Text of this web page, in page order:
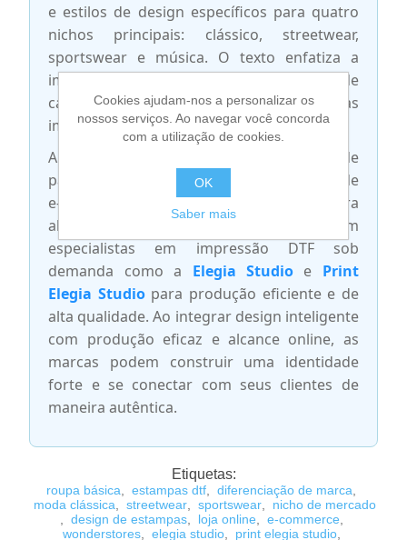
e estilos de design específicos para quatro
nichos principais: clássico, streetwear,
sportswear e música. O texto enfatiza a
importância de compreender a estética de
cada público para criar estampas
impactantes e relevantes.
Além disso, o guia destaca o valor de
parcerias estratégicas com plataformas de
e-commerce como aWonderstores
para
alcançar um público global, e com
especialistas em impressão DTF sob
demanda como a Elegia Studioe Print
Elegia Studiopara produção eficiente e de
alta qualidade. Ao integrar design inteligente
com produção eficaz e alcance online, as
marcas podem construir uma identidade
forte e se conectar com seus clientes de
maneira autêntica.
Etiquetas:
roupa básica estampas dtf diferenciação de marca
moda clássica
streetwear sportswear
nicho de mercado
design de estampas, loja online e-commerce
wonderstores, elegia studio, print elegia studio,
Cookies ajudam-nos a personalizar os
nossos serviços. Ao navegar você concorda
com a utilização de cookies.
OK
Saber mais